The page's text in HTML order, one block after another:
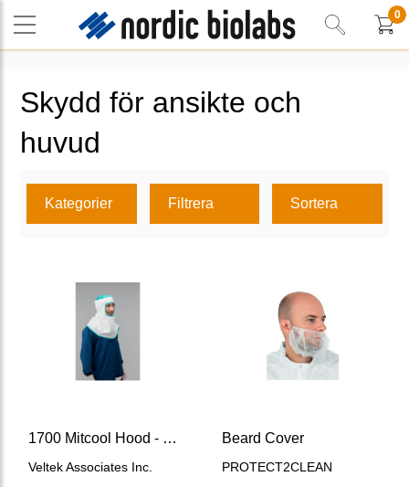
0
Skydd för ansikte och
huvud
Kategorier Filtrera Sortera
1700 Mitcool Hood - Under chin
Veltek Associates Inc.
Beard Cover
PROTECT2CLEAN